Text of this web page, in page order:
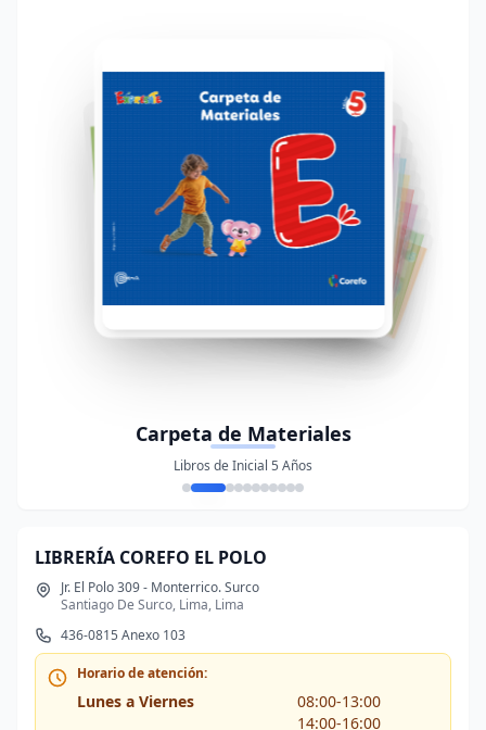
Carpeta de Materiales
Libros de Inicial 5 Años
LIBRERÍA COREFO EL POLO
Jr. El Polo 309 - Monterrico. Surco
Santiago De Surco, Lima, Lima
436-0815 Anexo 103
Horario de atención:
Lunes a Viernes
08:00-13:00
14:00-16:00